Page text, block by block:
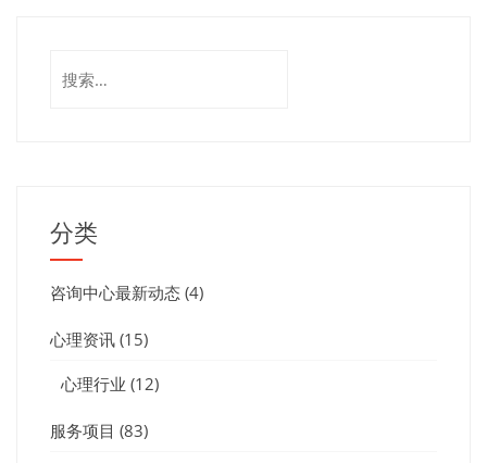
索：
分类
咨询中心最新动态 (4)
心理资讯 (15)
心理行业 (12)
服务项目 (83)